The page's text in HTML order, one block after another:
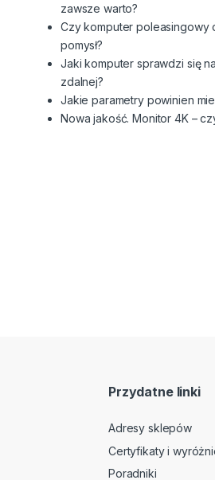
zawsze warto?
Czy komputer poleasingowy
pomysł?
Jaki komputer sprawdzi się
zdalnej?
Jakie parametry powinien
Nowa jakość. Monitor 4K –
Przydatne linki
Adresy sklepów
Certyfikaty i
Poradniki